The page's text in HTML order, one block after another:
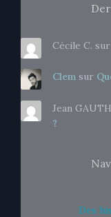
Cécile C. sur
Clemsur
Jean
?
Des